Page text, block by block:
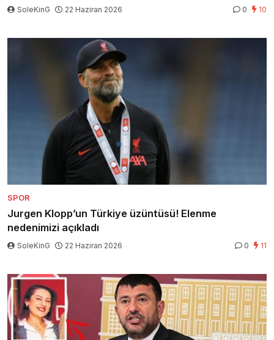
SoleKinG 22 Haziran 2026 0 10
SPOR
Jurgen Klopp’un Türkiye üzüntüsü! Elenme
nedenimizi açıkladı
SoleKinG 22 Haziran 2026 0 11